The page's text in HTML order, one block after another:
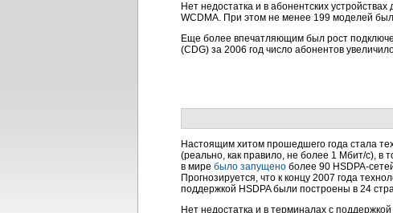
Нет недостатка и в абонентских
WCDMA. При этом не менее 199 моделей
Еще более впечатляющим был рост
(CDG) за 2006 год число абонентов
Настоящим хитом прошедшего года стала
(реально, как правило, не более 1 Мбит/с), в
в мире было запущено более 90 HSDPA-
Прогнозируется, что к концу 2007 года
поддержкой HSDPA были построены в 24
Нет недостатка и в терминалах с